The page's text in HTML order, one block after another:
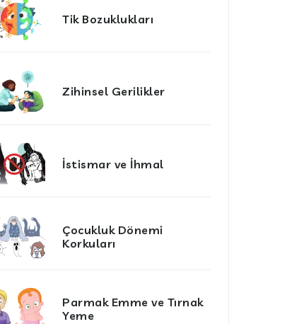
Tik Bozuklukları
Zihinsel Gerilikler
İstismar ve İhmal
Çocukluk Dönemi
Korkuları
Parmak Emme ve Tırnak
Yeme